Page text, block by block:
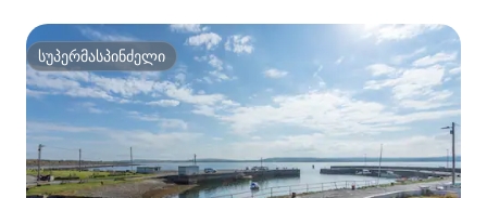
სუპერმასპინძელი
სუპერმასპინძელი